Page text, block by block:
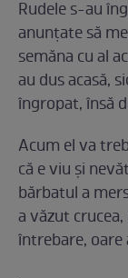
Rudele s-au
anunțate să
semăna cu al
au dus acasă,
îngropat, însă
Acum el va
că e viu și
bărbatul a
a văzut
întrebare,